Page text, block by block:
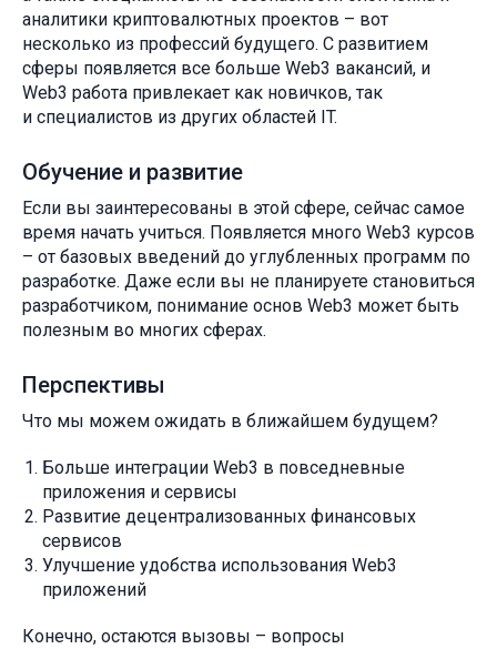
аналитики криптовалютных проектов – вот
несколько из профессий будущего. С развитием
сферы появляется все больше Web3 вакансий, и
Web3 работа привлекает как новичков, так
и специалистов из других областей IT.
Обучение и развитие
Если вы заинтересованы в этой сфере, сейчас самое
время начать учиться. Появляется много Web3 курсов
– от базовых введений до углубленных программ по
разработке. Даже если вы не планируете становиться
разработчиком, понимание основ Web3 может быть
полезным во многих сферах.
Перспективы
Что мы можем ожидать в ближайшем будущем?
Больше интеграции Web3 в повседневные
приложения и сервисы
Развитие децентрализованных финансовых
сервисов
Улучшение удобства использования Web3
приложений
Конечно, остаются вызовы – вопросы